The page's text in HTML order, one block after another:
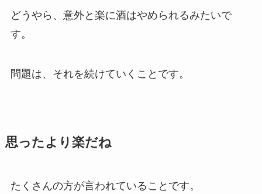
どうやら、意外と楽に酒はやめられるみたいで
す。
問題は、それを続けていくことです。
思ったより楽だね
たくさんの方が言われていることです。